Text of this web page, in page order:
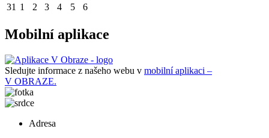
31 1 2 3 4 5 6
Mobilní aplikace
Sledujte informace z našeho webu v mobilní aplikaci –
V OBRAZE.
Adresa